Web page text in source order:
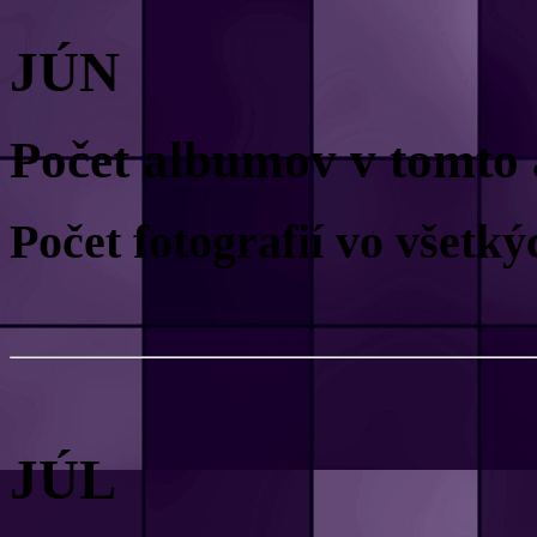
JÚN
Počet albumov v
Počet fotografií vo
JÚL